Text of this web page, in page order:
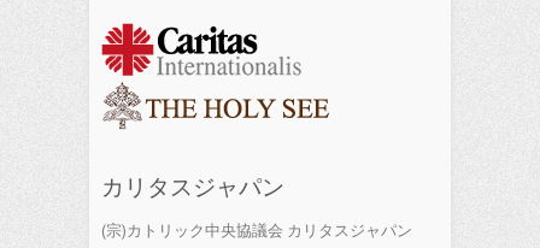
カリタスジャパン
(宗)カトリック中央協議会 カリタスジャパン